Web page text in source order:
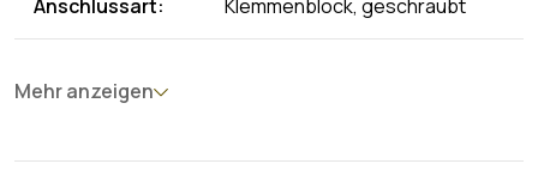
Anschlussart: Klemmenblock, geschraubt
Mehr anzeigen